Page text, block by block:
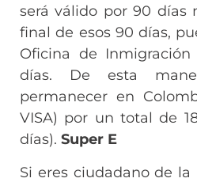
será válido por 90 días
final de esos 90 días,
Oficina de
días. De esta
permanecer en
VISA) por un total de
días). Super E
Si eres ciudadano de la